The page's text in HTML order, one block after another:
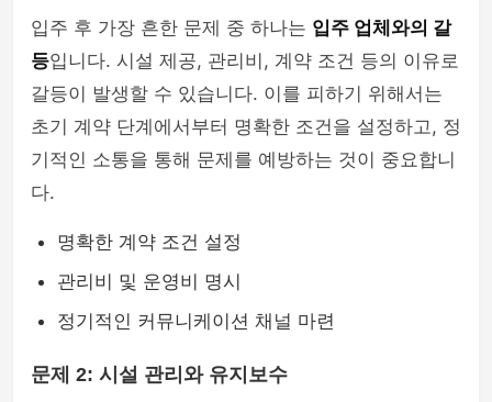
입주 후 가장 흔한 문제 중 하나는 입주 업체와의 갈
등입니다. 시설 제공, 관리비, 계약 조건 등의 이유로
갈등이 발생할 수 있습니다. 이를 피하기 위해서는
초기 계약 단계에서부터 명확한 조건을 설정하고, 정
기적인 소통을 통해 문제를 예방하는 것이 중요합니
다.
명확한 계약 조건 설정
관리비 및 운영비 명시
정기적인 커뮤니케이션 채널 마련
문제 2: 시설 관리와 유지보수